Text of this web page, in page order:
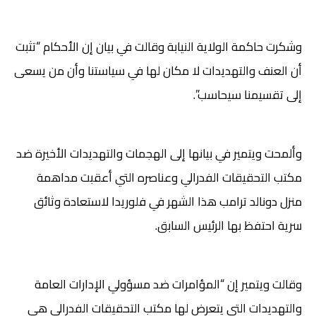
وشكرت حاكمة الولاية النيابة وقالت في بيان إن الأحكام “تثبت
أن العنف والتهديدات لا مكان لها في سياستنا وأن من يسعى
إلى تقسيمنا سيحاسب”.
وألمحت ويتمير في بيانها إلى الهجمات والتهديدات الأخيرة ضد
مكتب التحقيقات الفدرالي وعناصره التي أعقبت مداهمة
منزل دونالد ترامب هذا الشهر في فلوريدا لاستعادة وثائق
سرية احتفظ بها الرئيس السابق.
وقالت ويتمير إن “المؤامرات ضد مسؤولي الإدارات العامة
والتهديدات التي يتعرض لها مكتب التحقيقات الفدرالي هي